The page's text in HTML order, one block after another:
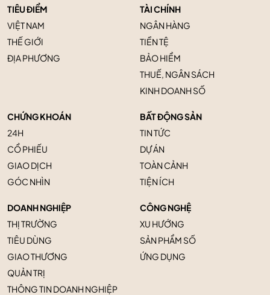
TIÊU ĐIỂM
VIỆT NAM
THẾ GIỚI
ĐỊA PHƯƠNG
TÀI CHÍNH
NGÂN HÀNG
TIỀN TỆ
BẢO HIỂM
THUẾ, NGÂN SÁCH
KINH DOANH SỐ
CHỨNG KHOÁN
24H
CỔ PHIẾU
GIAO DỊCH
GÓC NHÌN
BẤT ĐỘNG SẢN
TIN TỨC
DỰ ÁN
TOÀN CẢNH
TIỆN ÍCH
DOANH NGHIỆP
THỊ TRƯỜNG
TIÊU DÙNG
GIAO THƯƠNG
QUẢN TRỊ
THÔNG TIN DOANH NGHIỆP
CÔNG NGHỆ
XU HƯỚNG
SẢN PHẨM SỐ
ỨNG DỤNG